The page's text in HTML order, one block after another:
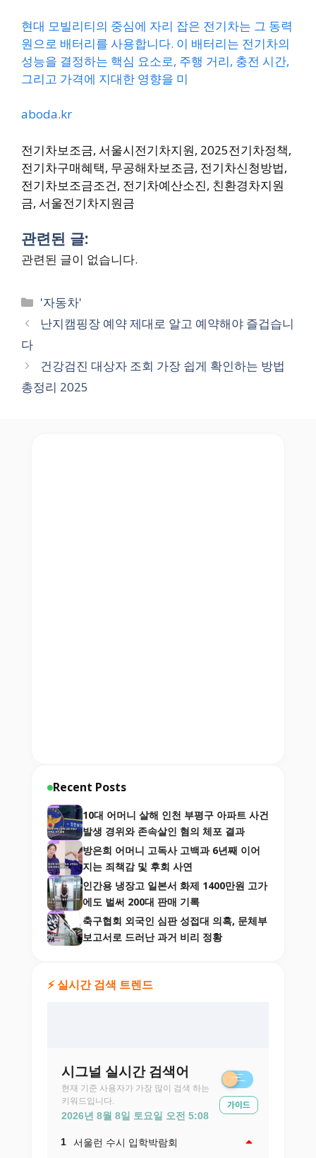
현대 모빌리티의 중심에 자리 잡은 전기차는 그 동력
원으로 배터리를 사용합니다. 이 배터리는 전기차의
성능을 결정하는 핵심 요소로, 주행 거리, 충전 시간,
그리고 가격에 지대한 영향을 미
aboda.kr
전기차보조금, 서울시전기차지원, 2025전기차정책,
전기차구매혜택, 무공해차보조금, 전기차신청방법,
전기차보조금조건, 전기차예산소진, 친환경차지원
금, 서울전기차지원금
관련된 글:
관련된 글이 없습니다.
Categories
'자동차'
난지캠핑장 예약 제대로 알고 예약해야 즐겁습니
다
건강검진 대상자 조회 가장 쉽게 확인하는 방법
총정리 2025
Recent Posts
10대 어머니 살해 인천 부평구 아파트 사건
발생 경위와 존속살인 혐의 체포 결과
방은희 어머니 고독사 고백과 6년째 이어
지는 죄책감 및 후회 사연
인간용 냉장고 일본서 화제 1400만원 고가
에도 벌써 200대 판매 기록
축구협회 외국인 심판 성접대 의혹, 문체부
보고서로 드러난 과거 비리 정황
⚡ 실시간 검색 트렌드